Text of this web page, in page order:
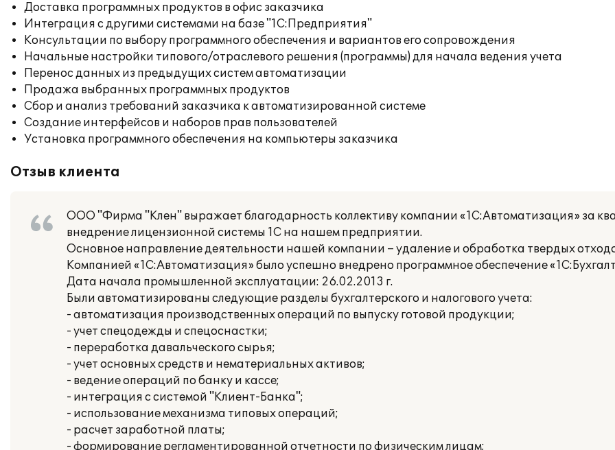
Доставка программных продуктов в офис заказчика
Интеграция с другими системами на базе "1С:Предприятия"
Консультации по выбору программного обеспечения и вариантов его сопровождения
Начальные настройки типового/отраслевого решения (программы) для начала ведения учета
Перенос данных из предыдущих систем автоматизации
Продажа выбранных программных продуктов
Сбор и анализ требований заказчика к автоматизированной системе
Создание интерфейсов и наборов прав пользователей
Установка программного обеспечения на компьютеры заказчика
Отзыв клиента
ООО "Фирма "Клен" выражает благодарность коллективу компании «1С:Автоматизация» за
внедрение лицензионной системы 1С на нашем предприятии.
Основное направление деятельности нашей компании – удаление и обработка твердых
Компанией «1С:Автоматизация» было успешно внедрено программное обеспечение
Дата начала промышленной эксплуатации: 26.02.2013 г.
Были автоматизированы следующие разделы бухгалтерского и налогового учета:
- автоматизация производственных операций по выпуску готовой продукции;
- учет спецодежды и спецоснастки;
- переработка давальческого сырья;
- учет основных средств и нематериальных активов;
- ведение операций по банку и кассе;
- интеграция с системой "Клиент-Банка";
- использование механизма типовых операций;
- расчет заработной платы;
- формирование регламентированной отчетности по физическим лицам;